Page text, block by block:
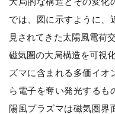
では、図に示すように、
見されてきた太陽風電荷
磁気圏の大局構造を可視
ズマに含まれる多価イオ
ら電子を奪い発光するも
陽風プラズマは磁気圏界